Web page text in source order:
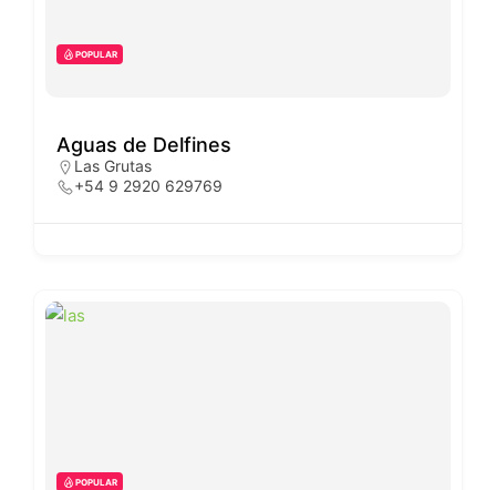
POPULAR
Aguas de Delfines
Las Grutas
+54 9 2920 629769
POPULAR